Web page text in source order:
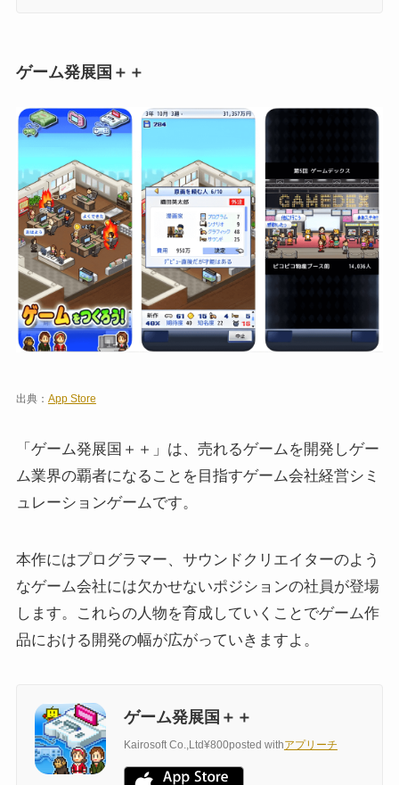
ゲーム発展国＋＋
出典： App Store
「ゲーム発展国＋＋」は、売れるゲームを開発しゲー
ム業界の覇者になることを目指すゲーム会社経営シミ
ュレーションゲームです。
本作にはプログラマー、サウンドクリエイターのよう
なゲーム会社には欠かせないポジションの社員が登場
します。これらの人物を育成していくことでゲーム作
品における開発の幅が広がっていきますよ。
ゲーム発展国＋＋
Kairosoft Co.,Ltd¥800posted withアプリーチ